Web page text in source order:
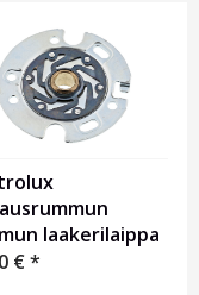
laakerilaippa
€*